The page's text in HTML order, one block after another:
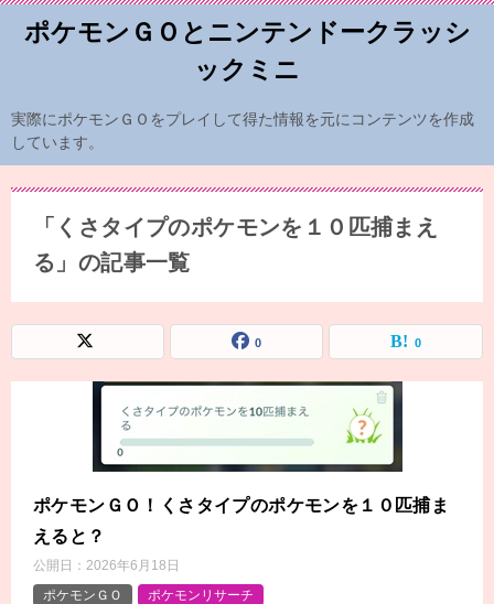
ポケモンＧＯとニンテンドークラッシ
ックミニ
実際にポケモンＧＯをプレイして得た情報を元にコンテンツを作成
しています。
「くさタイプのポケモンを１０匹捕まえ
る」の記事一覧
0 0
ポケモンＧＯ！くさタイプのポケモンを１０匹捕ま
えると？
公開日： 2026年6月18日
ポケモンＧＯ
ポケモンリサーチ